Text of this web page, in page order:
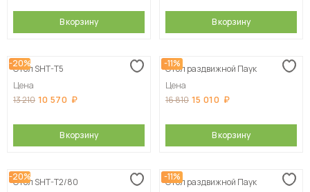
В корзину В корзину
-20%
Стол SHT-T5
Цена
13 210 10 570
В корзину
-11%
Стол раздвижной Паук
Цена
16 810 15 010
В корзину
-20%
Стол SHT-T2/80
-11%
Стол раздвижной Паук